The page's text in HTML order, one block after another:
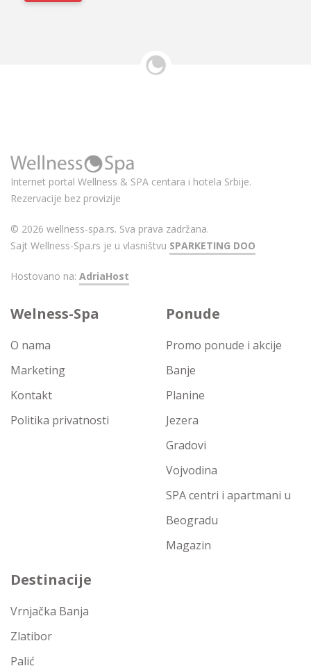
Internet portal Wellness & SPA centara i hotela Srbije.
Rezervacije bez provizije
© 2026 wellness-spa.rs. Sva prava zadržana.
Sajt Wellness-Spa.rs je u vlasništvu SPARKETING DOO
Hostovano na: AdriaHost
Welness-Spa
O nama
Marketing
Kontakt
Politika privatnosti
Ponude
Promo ponude i akcije
Banje
Planine
Jezera
Gradovi
Vojvodina
SPA centri i apartmani u
Beogradu
Magazin
Destinacije
Vrnjačka Banja
Zlatibor
Palić